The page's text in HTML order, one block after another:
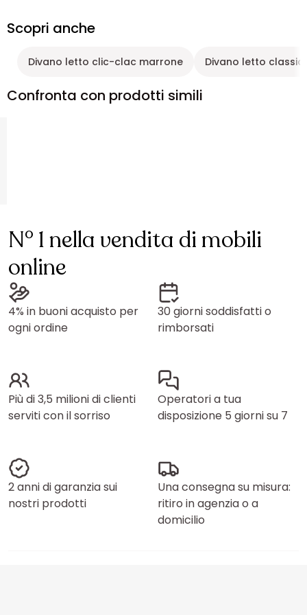
Scopri anche
Divano letto clic-clac marrone Divano letto
Confronta con prodotti simili
N° 1 nella vendita di mobili
online
4% in buoni acquisto per
ogni ordine
30 giorni soddisfatti o
rimborsati
Più di 3,5 milioni di clienti
serviti con il sorriso
Operatori a tua
disposizione 5 giorni su 7
2 anni di garanzia sui
nostri prodotti
Una consegna su misura:
ritiro in agenzia o a
domicilio